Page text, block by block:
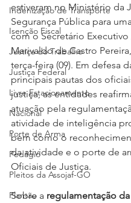
Indenização de Transporte
Isenção Fiscal
Justiça do Trabalho
Justiça Federal
Livre Estacionamento
Nacional
Porte de Arma
Pedágio
Pleitos da Assojaf-GO
Plantão
estiveram no Ministério da
Segurança Pública para
com o Secretário Executivo
Marivaldo de Castro
terça-feira (09). Em defesa
principais pautas dos
justiça, as entidades
atuação pela
atividade de inteligência
bem como o
da atividade e o porte de
Oficiais de Justiça.
Sobre a regulamentação